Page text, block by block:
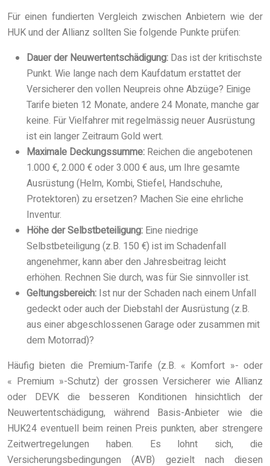
Für einen fundierten Vergleich zwischen Anbietern wie der
HUK und der Allianz sollten Sie folgende Punkte prüfen:
Dauer der Neuwertentschädigung: Das ist der kritischste
Punkt. Wie lange nach dem Kaufdatum erstattet der
Versicherer den vollen Neupreis ohne Abzüge? Einige
Tarife bieten 12 Monate, andere 24 Monate, manche gar
keine. Für Vielfahrer mit regelmässig neuer Ausrüstung
ist ein langer Zeitraum Gold wert.
Maximale Deckungssumme: Reichen die angebotenen
1.000 €, 2.000 € oder 3.000 € aus, um Ihre gesamte
Ausrüstung (Helm, Kombi, Stiefel, Handschuhe,
Protektoren) zu ersetzen? Machen Sie eine ehrliche
Inventur.
Höhe der Selbstbeteiligung: Eine niedrige
Selbstbeteiligung (z.B. 150 €) ist im Schadenfall
angenehmer, kann aber den Jahresbeitrag leicht
erhöhen. Rechnen Sie durch, was für Sie sinnvoller ist.
Geltungsbereich: Ist nur der Schaden nach einem Unfall
gedeckt oder auch der Diebstahl der Ausrüstung (z.B.
aus einer abgeschlossenen Garage oder zusammen mit
dem Motorrad)?
Häufig bieten die Premium-Tarife (z.B. « Komfort »- oder
« Premium »-Schutz) der grossen Versicherer wie Allianz
oder DEVK die besseren Konditionen hinsichtlich der
Neuwertentschädigung, während Basis-Anbieter wie die
HUK24 eventuell beim reinen Preis punkten, aber strengere
Zeitwertregelungen haben. Es lohnt sich, die
Versicherungsbedingungen (AVB) gezielt nach diesen